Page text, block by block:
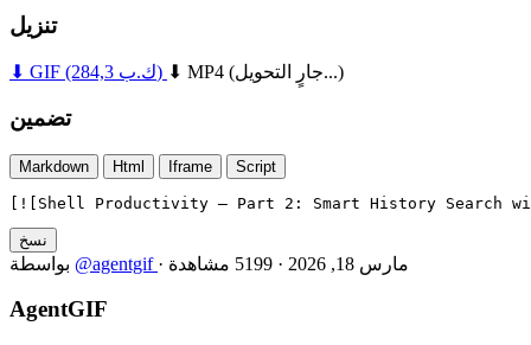
تنزيل
⬇ GIF (284,3 ك.ب) ⬇ MP4 (جارٍ التحويل...)
تضمين
Markdown Html Iframe Script
[![Shell Productivity — Part 2: Smart History Search
نسخ
بواسطة @agentgif · مارس 18, 2026 · 5199 مشاهدة
AgentGIF